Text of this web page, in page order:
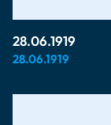
28.06.1919
28.06.1919